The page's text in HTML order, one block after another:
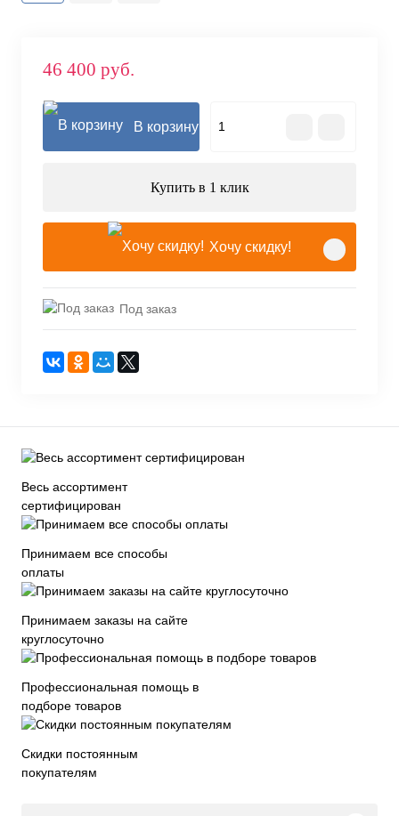
46 400 руб.
В корзину
Купить в 1 клик
Хочу скидку!
Под заказ
Весь ассортимент
сертифицирован
Принимаем все способы
оплаты
Принимаем заказы на сайте
круглосуточно
Профессиональная помощь в
подборе товаров
Скидки постоянным
покупателям